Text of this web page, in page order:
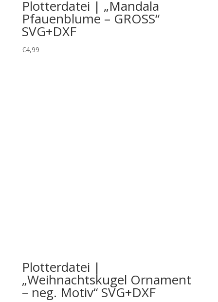
Plotterdatei | „Mandala
Pfauenblume – GROSS“
SVG+DXF
€4,99
Plotterdatei |
„Weihnachtskugel Ornament
– neg. Motiv“ SVG+DXF